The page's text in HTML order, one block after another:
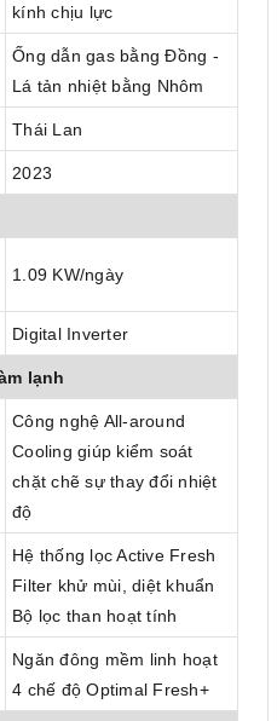
kính chịu lực
Ống dẫn gas bằng Đồng -
Lá tản nhiệt bằng Nhôm
Thái Lan
2023
1.09 KW/ngày
Digital Inverter
lạnh
Công nghệ All-around
Cooling giúp kiểm soát
chặt chẽ sự thay đổi nhiệt
độ
Hệ thống lọc Active Fresh
Filter khử mùi, diệt khuẩn
Bộ lọc than hoạt tính
Ngăn đông mềm linh hoạt
4 chế độ Optimal Fresh+